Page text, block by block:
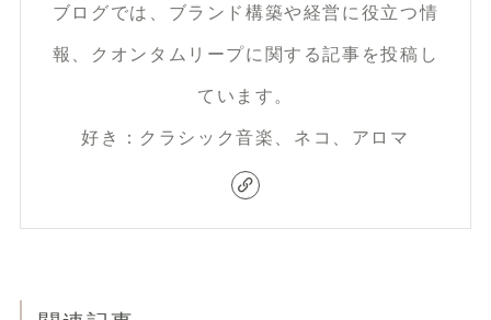
ブログでは、ブランド構築や経営に役立つ情
報、クオンタムリープに関する記事を投稿し
ています。
好き：クラシック音楽、ネコ、アロマ